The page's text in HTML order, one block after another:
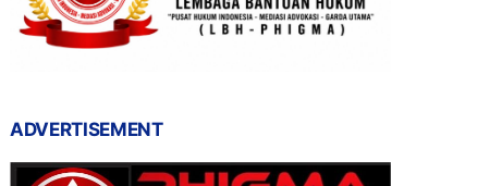
ADVERTISEMENT